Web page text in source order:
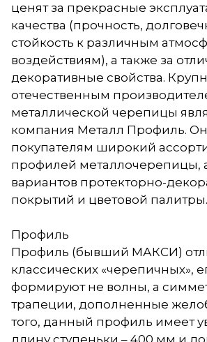
ценят за прекрасные
качества (прочность,
стойкость к различным
воздействиям), а также за
декоративные свойства.
отечественным
металлической черепицы
компания Металл Профиль.
покупателям широкий
профилей металлочерепицы,
вариантов протекторно-
покрытий и цветовой палитры.
Профиль
Профиль (бывший МАКСИ)
классических «черепичных»,
формируют не волны, а
трапеции, дополненные
того, данный профиль имеет
длину ступеньки – 400 мм и